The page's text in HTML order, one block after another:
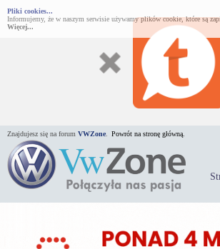
Pliki cookies...
Informujemy, że w naszym serwisie używamy plików cookie, które są
Więcej...
Znajdujesz się na forum VWZone Powrót na stronę główną.